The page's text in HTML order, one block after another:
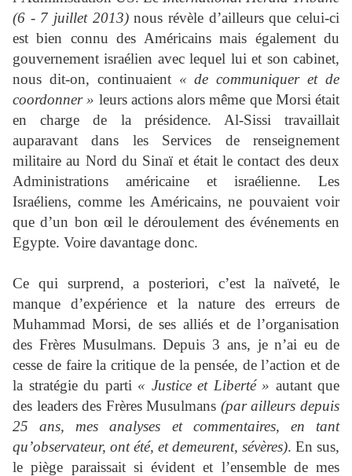
(6 - 7 juillet 2013)nous révèle d’ailleurs que celui-ci
est bien connu des Américains mais également du
gouvernement israélien avec lequel lui et son cabinet,
nous dit-on, continuaient « de communiquer et de
coordonner » leurs actions alors même que Morsi était
en charge de la présidence. Al-Sissi travaillait
auparavant dans les Services de renseignement
militaire au Nord du Sinaï et était le contact des deux
Administrations américaine et israélienne. Les
Israéliens, comme les Américains, ne pouvaient voir
que d’un bon œil le déroulement des événements en
Egypte. Voire davantage donc.
Ce qui surprend, a posteriori, c’est la naïveté, le
manque d’expérience et la nature des erreurs de
Muhammad Morsi, de ses alliés et de l’organisation
des Frères Musulmans. Depuis 3 ans, je n’ai eu de
cesse de faire la critique de la pensée, de l’action et de
la stratégie du parti « Justice et Liberté » autant que
des leaders des Frères Musulmans (par ailleurs depuis
25 ans, mes analyses et commentaires, en tant
qu’observateur, ont été, et demeurent, sévères). En sus,
le piège paraissait si évident et l’ensemble de mes